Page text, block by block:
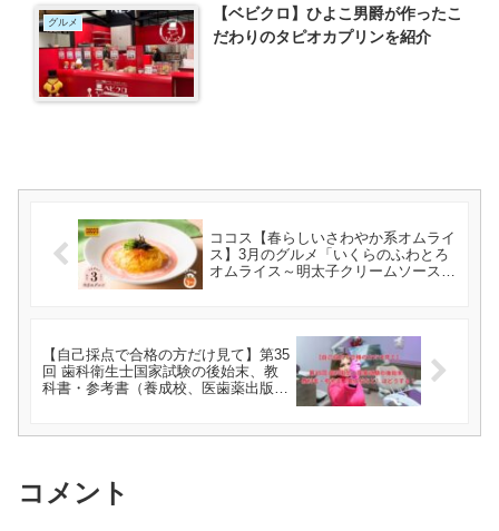
グルメ
【ベビクロ】ひよこ男爵が作ったこ
だわりのタピオカプリンを紹介
ココス【春らしいさわやか系オムライ
ス】3月のグルメ「いくらのふわとろ
オムライス～明太子クリームソース
【自己採点で合格の方だけ見て】第35
回 歯科衛生士国家試験の後始末、教
科書・参考書（養成校、医歯薬出版）
コメント